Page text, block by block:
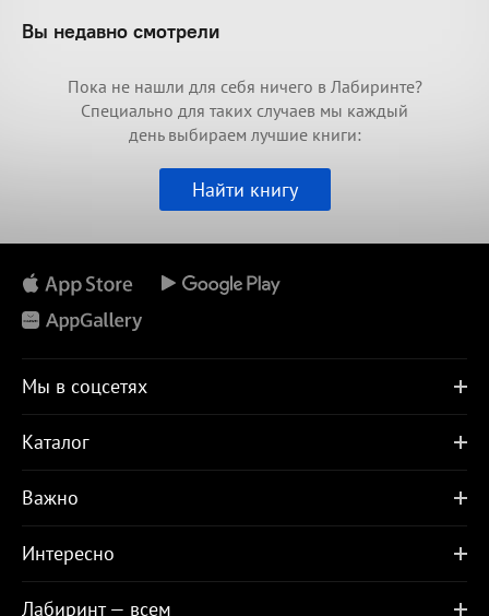
Вы недавно смотрели
Пока не нашли для себя ничего в Лабиринте?
Специально для таких случаев мы каждый
день выбираем лучшие книги:
Найти книгу
Мы в соцсетях
Каталог
Важно
Интересно
Лабиринт — всем